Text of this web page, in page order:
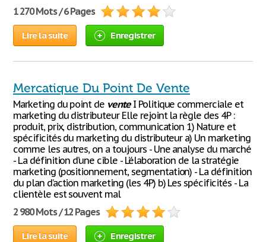
1 270 Mots / 6 Pages
Lire la suite Enregistrer
Mercatique Du Point De Vente
Marketing du point de venteI Politique commerciale et
marketing du distributeur Elle rejoint la règle des 4P :
produit, prix, distribution, communication 1) Nature et
spécificités du marketing du distributeur a) Un marketing
comme les autres, on a toujours - Une analyse du marché
- La définition d’une cible - L’élaboration de la stratégie
marketing (positionnement, segmentation) - La définition
du plan d’action marketing (les 4P) b) Les spécificités - La
clientèle est souvent mal
2 980 Mots / 12 Pages
Lire la suite Enregistrer